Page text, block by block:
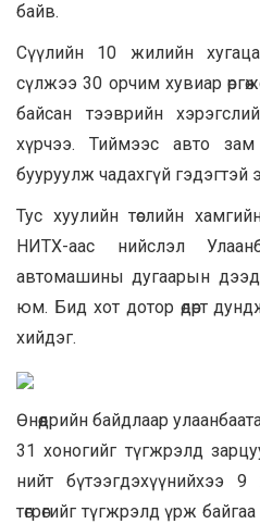
байв.
Сүүлийн 10 жилийн
сүлжээ 30 орчим хувиар
байсан тээврийн
хүрчээ. Тиймээс авто зам
бууруулж чадахгүй гэдэгтэй
Тус хуулийн төслийн
НИТХ-аас нийслэл
автомашины дугаарын дээд
юм. Бид хот дотор өдөрт
хийдэг.
Өнөөдрийн байдлаар
31 хоногийг түгжрэлд
нийт бүтээгдэхүүнийхээ
төгрөгийг түгжрэлд үрж